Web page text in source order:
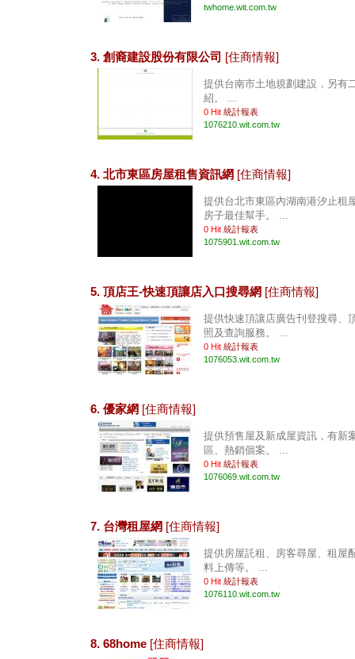
twhome.wit.com.tw
3. 創裔建設股份有限公司 [住商情報]
提供台南市土地規劃建設，另有
紹。 ...
0 Hit 統計報表
1076210.wit.com.tw
4. 北市東區房屋租售資訊網 [住商情報]
提供台北市東區內湖南港汐止租
房子最佳幫手。 ...
0 Hit 統計報表
1075901.wit.com.tw
5. 頂店王-快速頂讓店入口搜尋網 [住商情報]
提供快速頂讓店廣告刊登搜尋、
照及查詢服務。 ...
0 Hit 統計報表
1076053.wit.com.tw
6. 優家網 [住商情報]
提供預售屋及新成屋資訊，有新
區、熱銷個案。 ...
0 Hit 統計報表
1076069.wit.com.tw
7. 台灣租屋網 [住商情報]
提供房屋託租、房客尋屋、租屋
料上傳等。 ...
0 Hit 統計報表
1076110.wit.com.tw
8. 68home [住商情報]